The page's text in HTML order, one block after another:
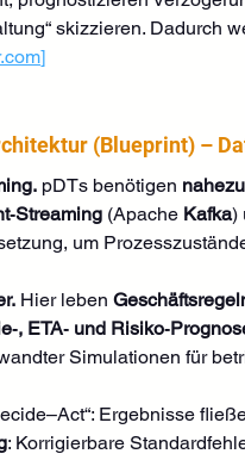
skizzieren. Dadurch
]
(Blueprint) –
pDTs benötigen
(Apache Kafka)
um
Hier leben
ETA‑ und
Simulationen für
Ergebnisse
: Korrigierbare